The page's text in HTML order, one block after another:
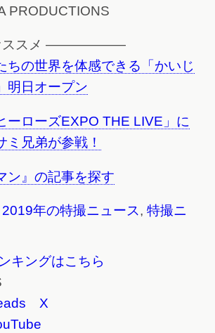
PRODUCTIONS
ススメ ——————
ちの世界を体感できる「かいじ
明日オープン
ーローズEXPO THE LIVE」に
ミ兄弟が参戦！
ン』の記事を探す
2019年の特撮ニュース, 特撮ニ
キングはこちら
X